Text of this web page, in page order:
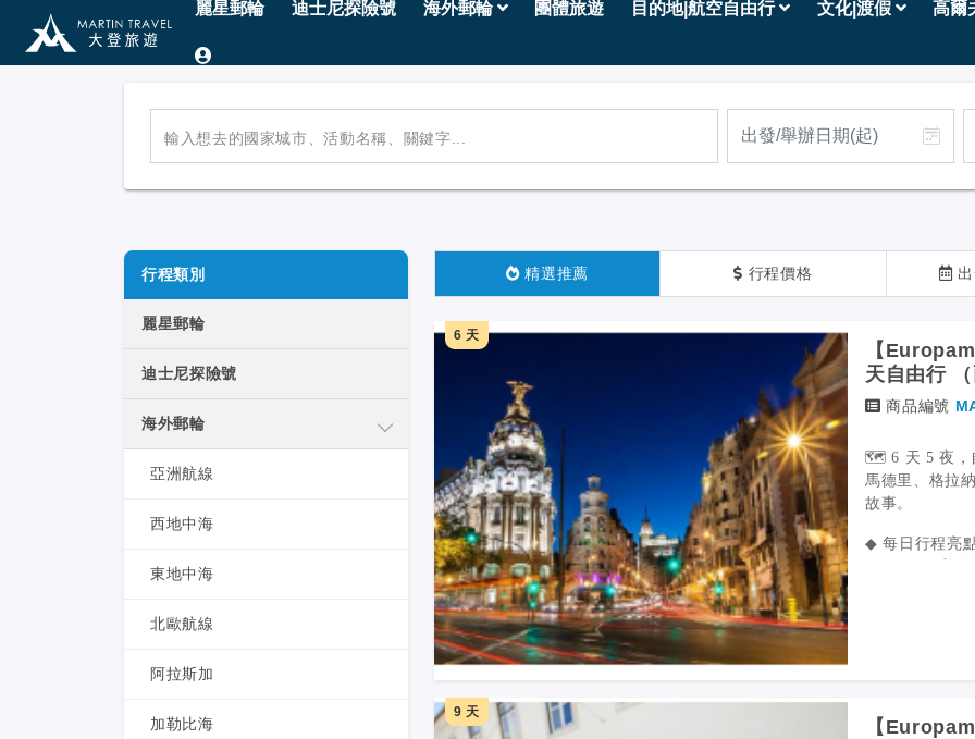
麗星郵輪 迪士尼探險號 海外郵輪 團體旅遊 目的地|航空自由行 文化|渡假 高爾
輸入想去的國家城市、活動名稱、關鍵字...
行程類別
麗星郵輪
迪士尼探險號
海外郵輪
亞洲航線
西地中海
東地中海
北歐航線
阿拉斯加
加勒比海
精選推薦 行程價格
6 天
【
天自由行 （
商品編號
🗺️ 6 天 5 夜，
馬德里、格拉
故事。
◆ 每日行程亮
• 塞維亞：瓜
✅ 僅透過旅
9 天
【